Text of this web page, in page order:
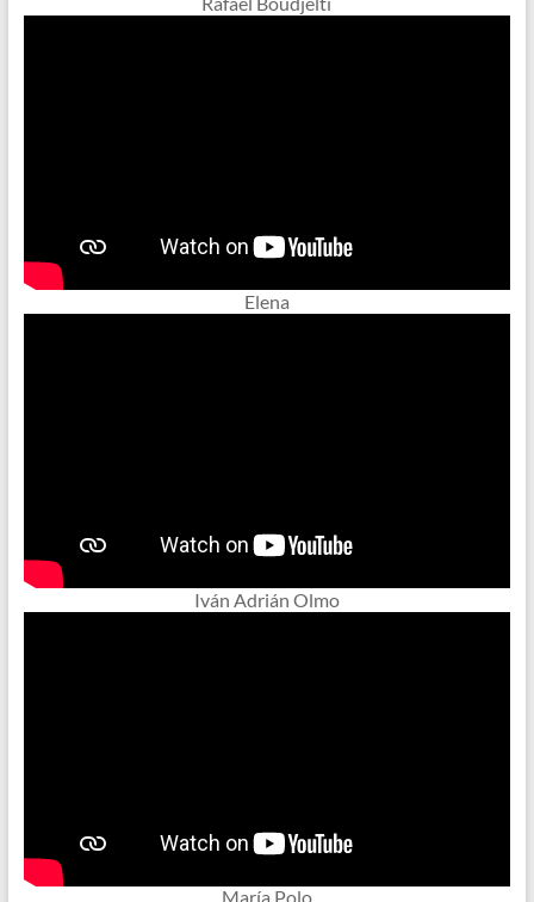
Elena
Iván Adrián Olmo
María Polo